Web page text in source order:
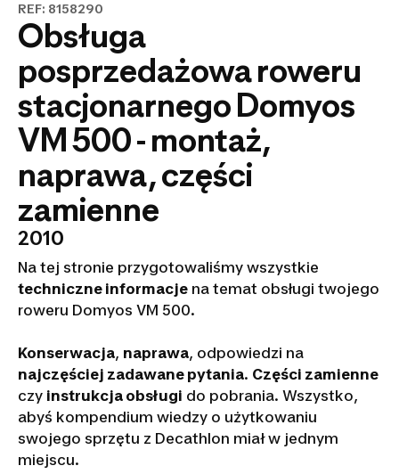
REF: 8158290
Obsługa
posprzedażowa roweru
stacjonarnego Domyos
VM 500 - montaż,
naprawa, części
zamienne
2010
Na tej stronie przygotowaliśmy wszystkie
techniczne informacje na temat obsługi twojego
roweru Domyos VM 500.
Konserwacja, naprawa, odpowiedzi na
najczęściej zadawane pytania. Części zamienne
czy instrukcja obsługi do pobrania. Wszystko,
abyś kompendium wiedzy o użytkowaniu
swojego sprzętu z Decathlon miał w jednym
miejscu.